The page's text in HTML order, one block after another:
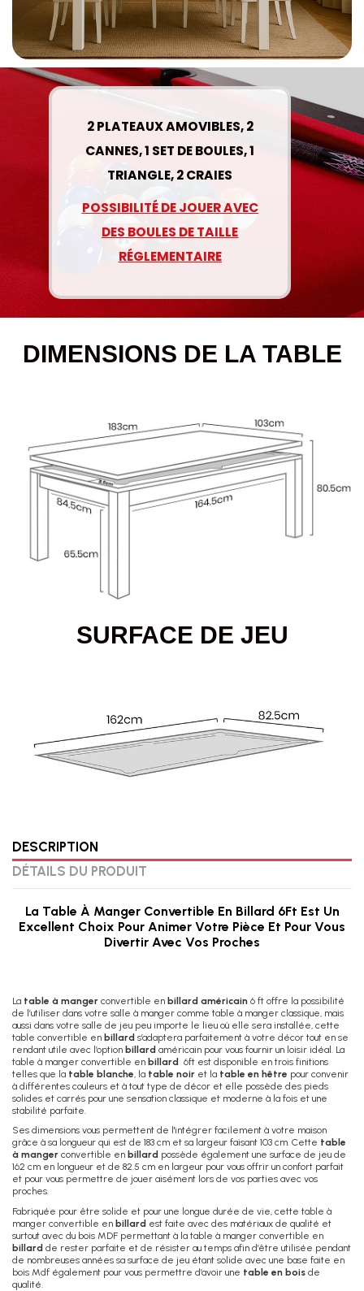
2 PLATEAUX AMOVIBLES, 2
CANNES, 1 SET DE BOULES, 1
TRIANGLE, 2 CRAIES
POSSIBILITÉ DE JOUER AVEC
DES BOULES DE TAILLE
RÉGLEMENTAIRE
DIMENSIONS DE LA TABLE
SURFACE DE JEU
DESCRIPTION
DÉTAILS DU PRODUIT
La Table À Manger Convertible En Billard 6Ft Est Un
Excellent Choix Pour Animer Votre Pièce Et Pour Vous
Divertir Avec Vos Proches
La table à manger convertible en billard américain 6 ft offre la possibilité
de l’utiliser dans votre salle à manger comme table à manger classique, mais
aussi dans votre salle de jeu peu importe le lieu où elle sera installée, cette
table convertible en billard s’adaptera parfaitement à votre décor tout en se
rendant utile avec l’option billard américain pour vous fournir un loisir idéal. La
table à manger convertible en billard 6ft est disponible en trois finitions
telles que la table blanche , la table noir et la table en hêtre pour convenir
à différentes couleurs et à tout type de décor et elle possède des pieds
solides et carrés pour une sensation classique et moderne à la fois et une
stabilité parfaite.
Ses dimensions vous permettent de l'intégrer facilement à votre maison
grâce à sa longueur qui est de 183 cm et sa largeur faisant 103 cm. Cette table
à manger convertible en billard possède également une surface de jeu de
162 cm en longueur et de 82.5 cm en largeur pour vous offrir un confort parfait
et pour vous permettre de jouer aisément lors de vos parties avec vos
proches.
Fabriquée pour être solide et pour une longue durée de vie, cette table à
manger convertible en billard est faite avec des matériaux de qualité et
surtout avec du bois MDF permettant à la table à manger convertible en
billard de rester parfaite et de résister au temps afin d’être utilisée pendant
de nombreuses années sa surface de jeu étant solide avec une base faite en
bois Mdf également pour vous permettre d’avoir une table en bois de
qualité.